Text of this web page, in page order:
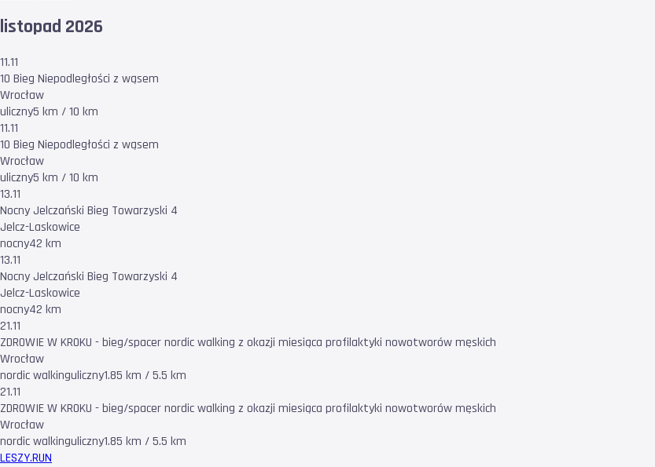
listopad 2026
11.11
10 Bieg Niepodległości z wąsem
Wrocław
uliczny5 km / 10 km
11.11
10 Bieg Niepodległości z wąsem
Wrocław
uliczny5 km / 10 km
13.11
Nocny Jelczański Bieg Towarzyski 4
Jelcz-Laskowice
nocny42 km
13.11
Nocny Jelczański Bieg Towarzyski 4
Jelcz-Laskowice
nocny42 km
21.11
ZDROWIE W KROKU - bieg/spacer nordic walking z okazji miesiąca profilaktyki nowotworów męskich
Wrocław
nordic walkinguliczny1.85 km / 5.5 km
21.11
ZDROWIE W KROKU - bieg/spacer nordic walking z okazji miesiąca profilaktyki nowotworów męskich
Wrocław
nordic walkinguliczny1.85 km / 5.5 km
LESZY.RUN